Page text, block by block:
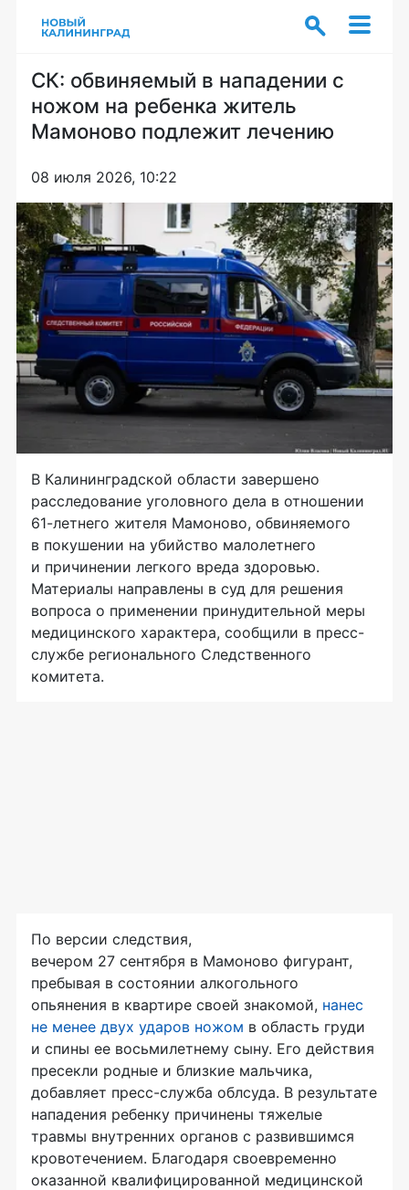
СК: обвиняемый в нападении с
ножом на ребенка житель
Мамоново подлежит лечению
08 июля 2026, 10:22
В Калининградской области завершено
расследование уголовного дела в отношении
61-летнего жителя Мамоново, обвиняемого
в покушении на убийство малолетнего
и причинении легкого вреда здоровью.
Материалы направлены в суд для решения
вопроса о применении принудительной меры
медицинского характера, сообщили в пресс-
службе регионального Следственного
комитета.
По версии следствия,
вечером 27 сентября в Мамоново фигурант,
пребывая в состоянии алкогольного
опьянения в квартире своей знакомой, нанес
не менее двух ударов ножом в область груди
и спины ее восьмилетнему сыну. Его действия
пресекли родные и близкие мальчика,
добавляет пресс-служба облсуда. В результате
нападения ребенку причинены тяжелые
травмы внутренних органов с развившимся
кровотечением. Благодаря своевременно
оказанной квалифицированной медицинской